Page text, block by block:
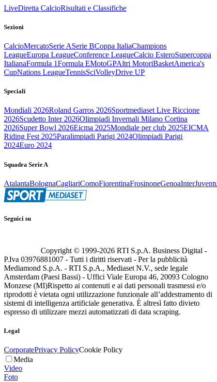
LiveDiretta CalcioRisultati e Classifiche
Sezioni
CalcioMercatoSerie ASerie BCoppa ItaliaChampions
LeagueEuropa LeagueConference LeagueCalcio EsteroSupercoppa
ItalianaFormula 1Formula EMotoGPAltri MotoriBasketAmerica's
CupNations LeagueTennisSciVolleyDrive UP
Speciali
Mondiali 2026Roland Garros 2026Sportmediaset Live Riccione
2026Scudetto Inter 2026Olimpiadi Invernali Milano Cortina
2026Super Bowl 2026Eicma 2025Mondiale per club 2025EICMA
Riding Fest 2025Paralimpiadi Parigi 2024Olimpiadi Parigi
2024Euro 2024
Squadra Serie A
AtalantaBolognaCagliariComoFiorentinaFrosinoneGenoaInter
Seguici su
Copyright © 1999-2026 RTI S.p.A. Business Digital -
P.Iva 03976881007 - Tutti i diritti riservati - Per la pubblicità
Mediamond S.p.A. - RTI S.p.A., Mediaset N.V., sede legale
Amsterdam (Paesi Bassi) - Uffici Viale Europa 46, 20093 Cologno
Monzese (MI)Rispetto ai contenuti e ai dati personali trasmessi e/o
riprodotti è vietata ogni utilizzazione funzionale all’addestramento di
sistemi di intelligenza artificiale generativa. È altresì fatto divieto
espresso di utilizzare mezzi automatizzati di data scraping.
Legal
CorporatePrivacy PolicyCookie Policy
Media
Video
Foto